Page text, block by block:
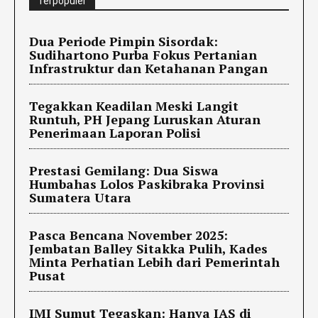
Dua Periode Pimpin Sisordak:
Sudihartono Purba Fokus Pertanian
Infrastruktur dan Ketahanan Pangan
Tegakkan Keadilan Meski Langit
Runtuh, PH Jepang Luruskan Aturan
Penerimaan Laporan Polisi
Prestasi Gemilang: Dua Siswa
Humbahas Lolos Paskibraka Provinsi
Sumatera Utara
Pasca Bencana November 2025:
Jembatan Balley Sitakka Pulih, Kades
Minta Perhatian Lebih dari Pemerintah
Pusat
IMI Sumut Tegaskan: Hanya IAS di